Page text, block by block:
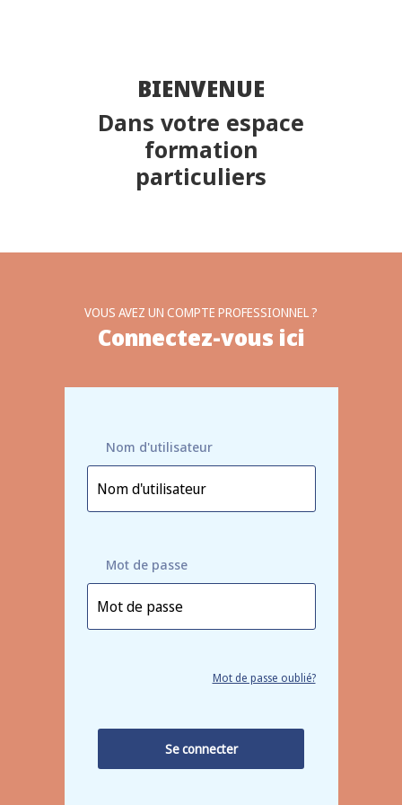
BIENVENUE
Dans votre espace
formation
particuliers
VOUS AVEZ UN COMPTE PROFESSIONNEL ?
Connectez-vous ici
Nom d'utilisateur
Mot de passe
Mot de passe oublié?
Se connecter